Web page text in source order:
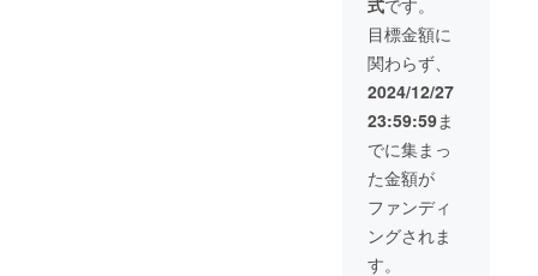
にて連
絡いた
しま
す。 ・
オリジ
ナルT
シャツ
（いも
T or
しゅもT
から選
択） サ
イズ表
ズ S M
L XL 身
丈 65
68 71
74 身巾
47 50
53 56
肩巾 40
43 46
49 袖丈
19 20
21 22
・バッ
橦木館
年間定
期観覧
券
（2024
年12月1
日～
2027年
11月30
日期日
分） ・
バック
ヤード
目標金額に
関わらず、
2024/12/27
23:59:59ま
でに集まっ
た金額が
ファンディ
ングされま
す。